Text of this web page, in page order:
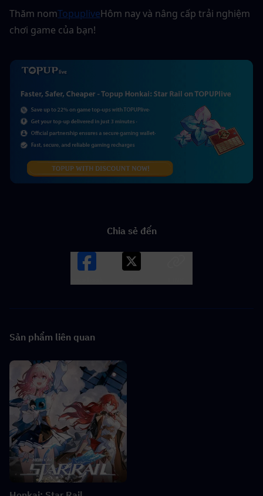
Thăm nomTopupliveHôm nay và nâng cấp trải nghiệm
chơi game của bạn!
Chia sẻ đến
Sản phẩm liên quan